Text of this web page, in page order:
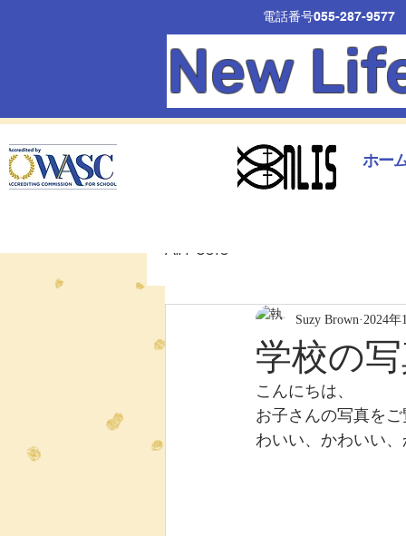
電話番号055-287-9577
New
ホー
All Posts
学校の
Suzy Brown 2024年
こんにちは、
お子さんの写真を
わいい、かわいい